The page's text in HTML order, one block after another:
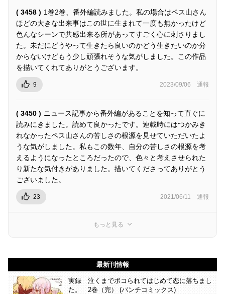
( 3458 ) 1巻2巻、番外編読みました。私の場合はペス山さん
ほどの大きな出来事はこの世に生まれて一度も無かったけど
色んなシーンで共感出来る所があってすごく心に刺さりまし
た。未だにどうやって生きたら良いのかどう生きたいのか分
からないけどもう少し頑張れそうな気がしました。この作品
を描いてくれてありがとうございます。
9 2023/09/06 通報
( 3450 ) ニュース記事から番外編があることを知って直ぐに
読みにきました。読めて良かったです。連載時にはつかみき
れなかったペス山さんの苦しさの根源を見せていただいたよ
うな気がしました。私もこの数年、自分の苦しさの根源を考
えるようになったところだったので、色々と考えさせられた
り新たな気付きがありました。描いてくださってありがとう
ございました。
23 2021/06/11 通報
もっと見る
最新刊情報
実録 泣くまでボコられてはじめて恋に落ちまし
た。 2巻（完） (バンチコミックス)